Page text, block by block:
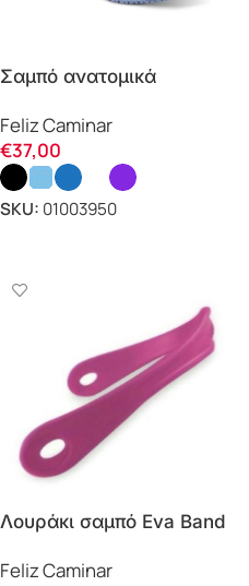
Σαμπό ανατομικά
SRC E Feliz Caminar
Feliz Caminar
€37,00
SKU: 01003950
Λουράκι σαμπό Eva Band
Feliz Caminar